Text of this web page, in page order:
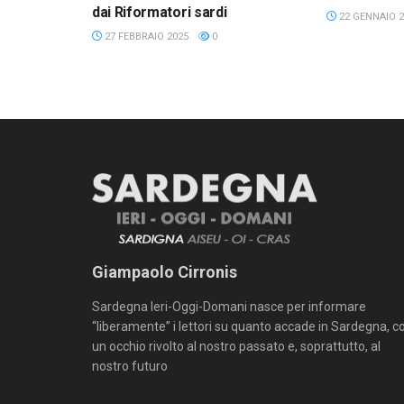
dai Riformatori sardi
27 FEBBRAIO 2025 0
22 GENNAIO
Giampaolo Cirronis
Sardegna Ieri-Oggi-Domani nasce per informare
“liberamente” i lettori su quanto accade in Sardegna,
un occhio rivolto al nostro passato e, soprattutto, al
nostro futuro